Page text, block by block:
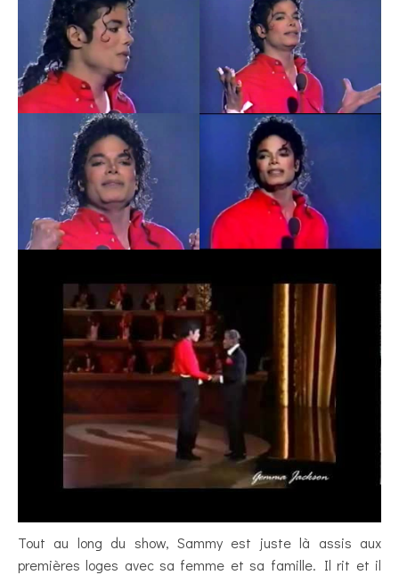
Tout au long du show, Sammy est juste là assis aux
premières loges avec sa femme et sa famille. Il rit et il